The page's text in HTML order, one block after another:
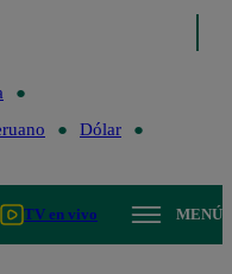
Dólar
TV en vivo MENÚ